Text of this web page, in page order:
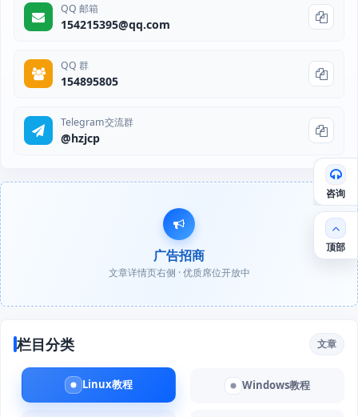
QQ 邮箱
154215395@qq.com
QQ 群
154895805
Telegram交流群
@hzjcp
广告招商
文章详情页右侧 · 优质席位开放中
栏目分类 文章
Linux教程 Windows教程
咨询
顶部